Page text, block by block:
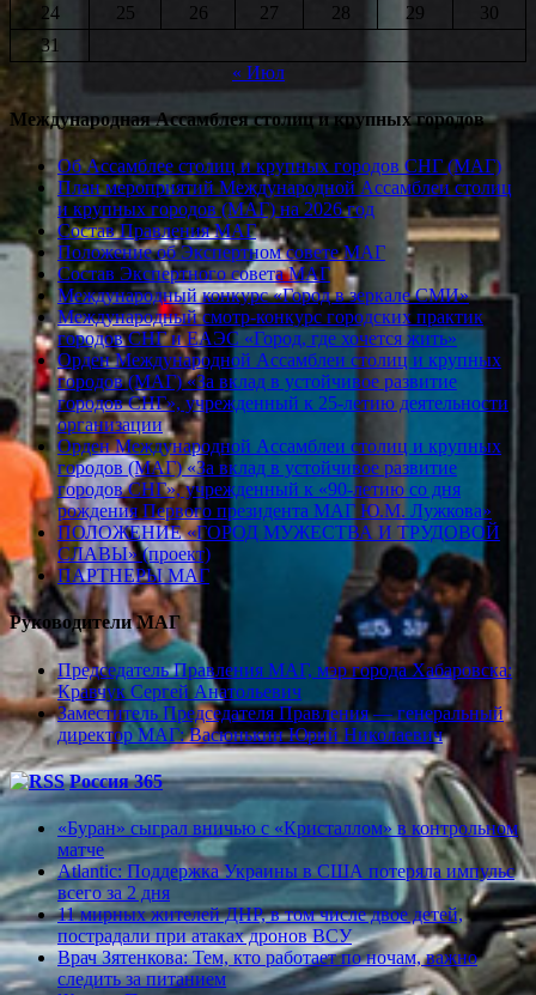
24
25 26 27 28 29
30
31
« Июл
Международная Ассамблея столиц и крупных городов
Об Ассамблее столиц и крупных городов СНГ (МАГ)
План мероприятий Международной Ассамблеи столиц
и крупных городов (МАГ) на 2026 год
Состав Правления МАГ
Положение об Экспертном совете МАГ
Состав Экспертного совета МАГ
Международный конкурс «Город в зеркале СМИ»
Международный смотр-конкурс городских практик
городов СНГ и ЕАЭС «Город, где хочется жить»
Орден Международной Ассамблеи столиц и крупных
городов (МАГ) «За вклад в устойчивое развитие
городов СНГ», учрежденный к 25-летию деятельности
организации
Орден Международной Ассамблеи столиц и крупных
городов (МАГ) «За вклад в устойчивое развитие
городов СНГ», учрежденный к «90-летию со дня
рождения Первого президента МАГ Ю.М. Лужкова»
ПОЛОЖЕНИЕ «ГОРОД МУЖЕСТВА И ТРУДОВОЙ
СЛАВЫ» (проект)
ПАРТНЕРЫ МАГ
Руководители МАГ
Председатель Правления МАГ, мэр города Хабаровска:
Кравчук Сергей Анатольевич
Заместитель Председателя Правления — генеральный
директор МАГ: Васюнькин Юрий Николаевич
Россия 365
«Буран» сыграл вничью с «Кристаллом» в контрольном
матче
Atlantic: Поддержка Украины в США потеряла импульс
всего за 2 дня
11 мирных жителей ДНР, в том числе двое детей,
пострадали при атаках дронов ВСУ
Врач Зятенкова: Тем, кто работает по ночам, важно
следить за питанием